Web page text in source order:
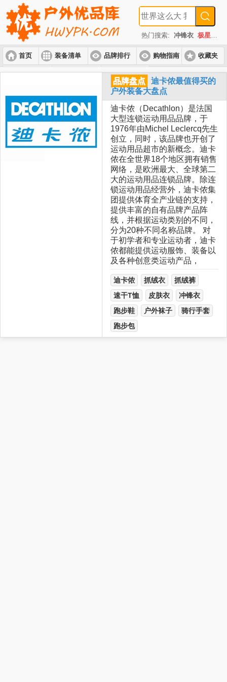
热门搜索: 冲锋衣 极星
首页 装备清单 品牌排行 购物指南
入门套装 进阶套装 高端套装
收藏夹
品牌盘点
迪卡侬最值得买的
户外装备大盘点
迪卡侬（Decathlon）是法国
大型连锁运动用品品牌，于
1976年由Michel Leclercq先生
创立，同时，该品牌也开创了
运动用品超市的新概念。迪卡
侬在全世界18个地区拥有销售
网络，是欧洲最大、全球第二
大的运动用品连锁品牌。除连
锁运动用品经营外，迪卡侬集
团提供体育全产业链的支持，
提供丰富的自有品牌产品阵
线，并根据运动类别的不同，
分为20种不同名称品牌。 对
于初学者和专业运动者，迪卡
侬都能提供运动服饰、装备以
及各种创意类运动产品，
迪卡侬 抓绒衣
抓绒裤
速干T恤
皮肤衣
冲锋衣
跑步鞋
户外袜子
骑行手套
跑步包